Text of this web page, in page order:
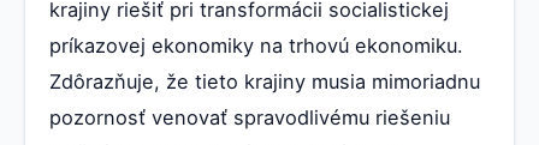
krajiny riešiť pri transformácii socialistickej
príkazovej ekonomiky na trhovú ekonomiku.
Zdôrazňuje, že tieto krajiny musia mimoriadnu
pozornosť venovať spravodlivému riešeniu